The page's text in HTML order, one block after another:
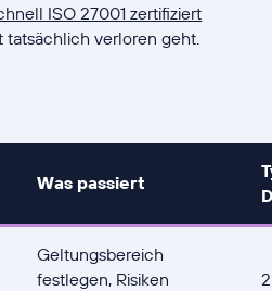
ISO 27001 zertifiziert
verloren geht.
Was passiert
Geltungsbereich
festlegen, Risiken